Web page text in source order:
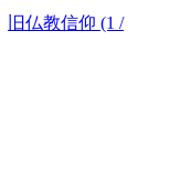
旧仏教信仰 (1 /